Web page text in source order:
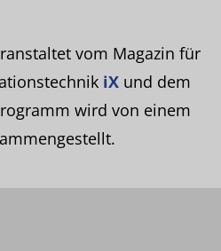
vom Magazin für
iX und dem
wird von einem